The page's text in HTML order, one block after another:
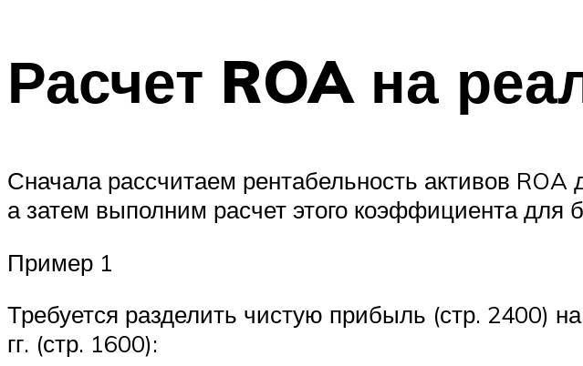
Расчет ROA на
Сначала рассчитаем рентабельность активов
а затем выполним расчет этого коэффициента для
Пример 1
Требуется разделить чистую прибыль (стр. 2400)
гг. (стр. 1600):